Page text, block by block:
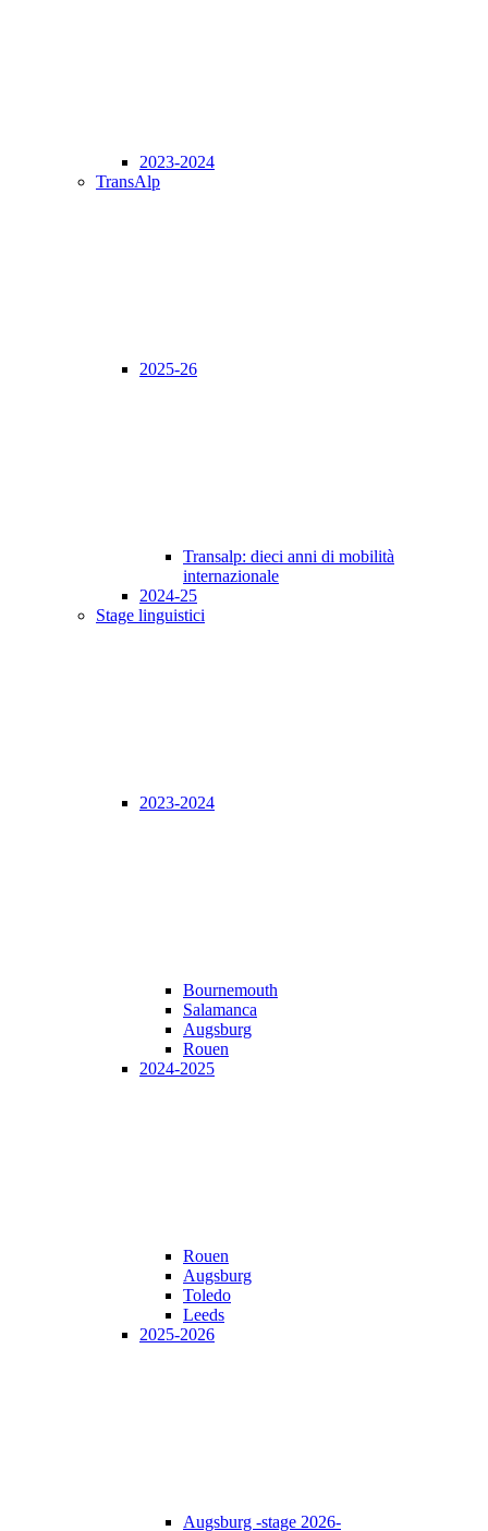
2023-2024
TransAlp
2025-26
Transalp: dieci anni di mobilità
internazionale
2024-25
Stage linguistici
2023-2024
Bournemouth
Salamanca
Augsburg
Rouen
2024-2025
Rouen
Augsburg
Toledo
Leeds
2025-2026
Augsburg -stage 2026-